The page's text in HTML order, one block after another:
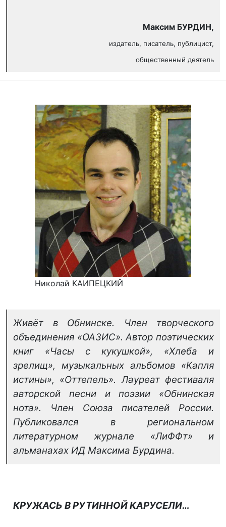
Максим БУРДИН,
издатель, писатель, публицист,
общественный деятель
Николай КАИПЕЦКИЙ
Живёт в Обнинске. Член творческого
объединения «ОАЗИС». Автор поэтических
книг «Часы с кукушкой», «Хлеба и
зрелищ», музыкальных альбомов «Капля
истины», «Оттепель». Лауреат фестиваля
авторской песни и поэзии «Обнинская
нота». Член Союза писателей России.
Публиковался в региональном
литературном журнале «ЛиФФт» и
альманахах ИД Максима Бурдина.
КРУЖАСЬ В РУТИННОЙ КАРУСЕЛИ…